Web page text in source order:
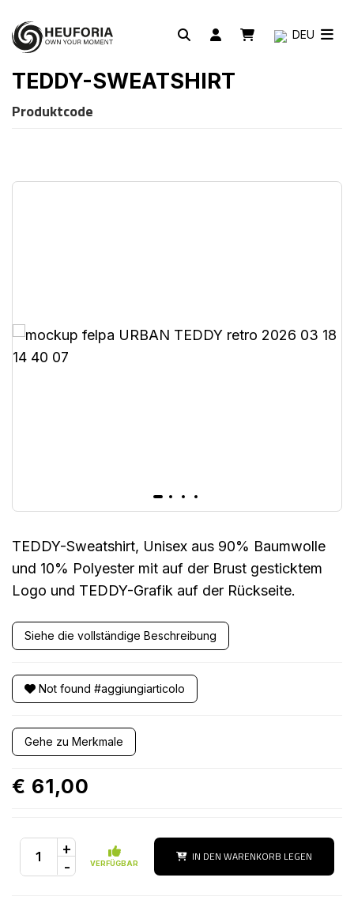
DEU
TEDDY-SWEATSHIRT
Produktcode
TEDDY-Sweatshirt, Unisex aus 90% Baumwolle
und 10% Polyester mit auf der Brust gesticktem
Logo und TEDDY-Grafik auf der Rückseite.
Siehe die vollständige Beschreibung
Not found #aggiungiarticolo
Gehe zu Merkmale
€ 61,00
+
- VERFÜGBAR IN DEN WARENKORB LEGEN